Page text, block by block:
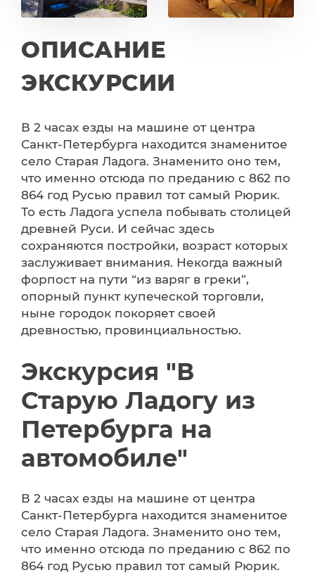
ОПИСАНИЕ
ЭКСКУРСИИ
В 2 часах езды на машине от центра
Санкт-Петербурга находится знаменитое
село Старая Ладога. Знаменито оно тем,
что именно отсюда по преданию с 862 по
864 год Русью правил тот самый Рюрик.
То есть Ладога успела побывать столицей
древней Руси. И сейчас здесь
сохраняются постройки, возраст которых
заслуживает внимания. Некогда важный
форпост на пути “из варяг в греки”,
опорный пункт купеческой торговли,
ныне городок покоряет своей
древностью, провинциальностью.
Экскурсия "В
Старую Ладогу из
Петербурга на
автомобиле"
В 2 часах езды на машине от центра
Санкт-Петербурга находится знаменитое
село Старая Ладога. Знаменито оно тем,
что именно отсюда по преданию с 862 по
864 год Русью правил тот самый Рюрик.